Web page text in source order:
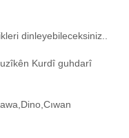
dinleyebileceksiniz..
Kurdî guhdarî